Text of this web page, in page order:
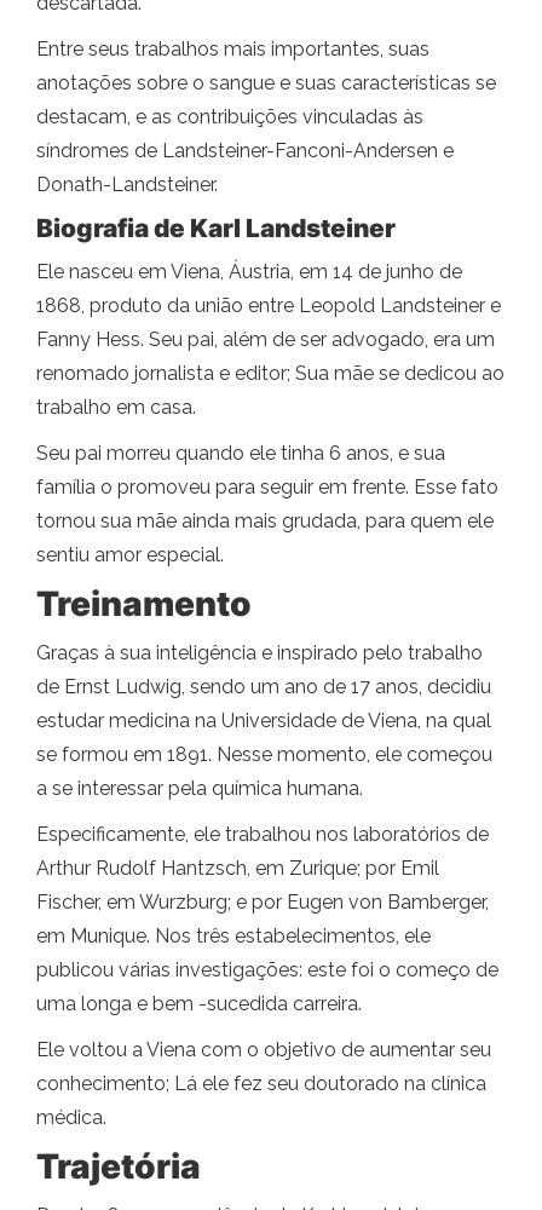
Entre seus trabalhos mais importantes, suas
anotações sobre o sangue e suas características se
destacam, e as contribuições vinculadas às
síndromes de Landsteiner-Fanconi-Andersen e
Donath-Landsteiner.
Biografia de Karl Landsteiner
Ele nasceu em Viena, Áustria, em 14 de junho de
1868, produto da união entre Leopold Landsteiner e
Fanny Hess. Seu pai, além de ser advogado, era um
renomado jornalista e editor; Sua mãe se dedicou ao
trabalho em casa.
Seu pai morreu quando ele tinha 6 anos, e sua
família o promoveu para seguir em frente. Esse fato
tornou sua mãe ainda mais grudada, para quem ele
sentiu amor especial.
Treinamento
Graças à sua inteligência e inspirado pelo trabalho
de Ernst Ludwig, sendo um ano de 17 anos, decidiu
estudar medicina na Universidade de Viena, na qual
se formou em 1891. Nesse momento, ele começou
a se interessar pela química humana.
Especificamente, ele trabalhou nos laboratórios de
Arthur Rudolf Hantzsch, em Zurique; por Emil
Fischer, em Wurzburg; e por Eugen von Bamberger,
em Munique. Nos três estabelecimentos, ele
publicou várias investigações: este foi o começo de
uma longa e bem -sucedida carreira.
Ele voltou a Viena com o objetivo de aumentar seu
conhecimento; Lá ele fez seu doutorado na clínica
médica.
Trajetória